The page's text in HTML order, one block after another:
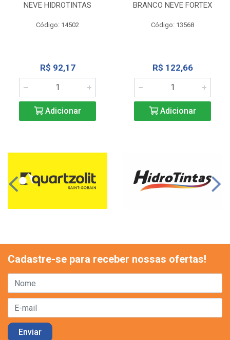
NEVE HIDROTINTAS
Código: 14502
R$ 92,17
Adicionar
BRANCO NEVE FORTEX
Código: 13568
R$ 122,66
Adicionar
Cadastre-se para receber nossas ofertas!